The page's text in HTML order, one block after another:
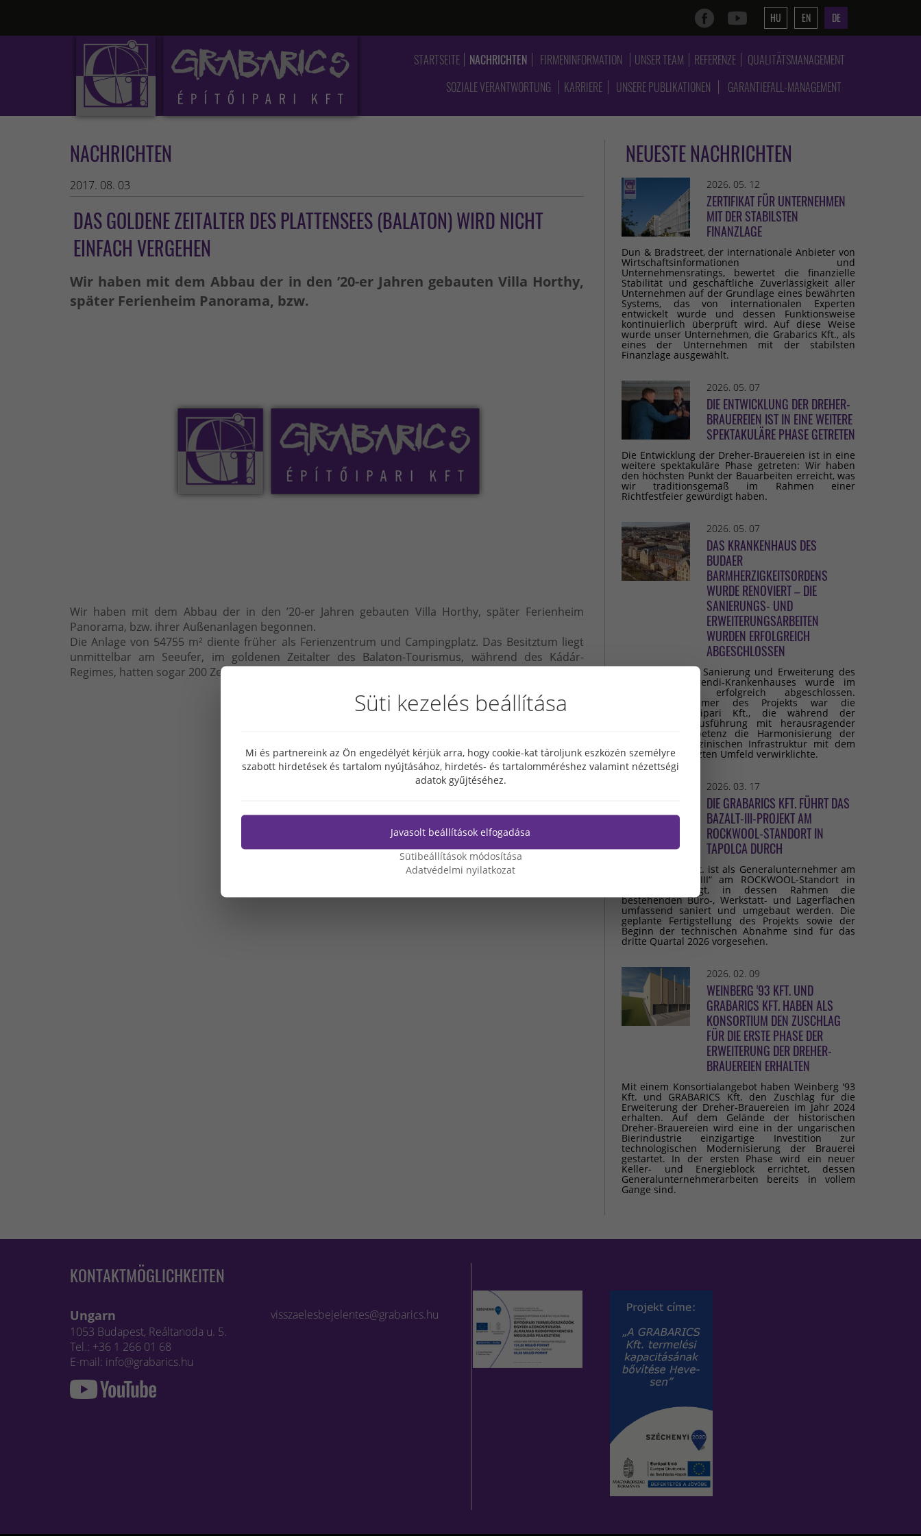
HU EN DE
STARTSEITE NACHRICHTEN FIRMENINFORMATION UNSER TEAM REFERENZE
QUALITÄTSMANAGEMENT
SOZIALE VERANTWORTUNG
KARRIERE UNSERE PUBLIKATIONEN GARANTIEFALL-MANAGEMENT
NACHRICHTEN
2017. 08. 03
DAS GOLDENE ZEITALTER DES PLATTENSEES (BALATON) WIRD NICHT
EINFACH VERGEHEN
Wir haben mit dem Abbau der in den ’20-er Jahren gebauten Villa Horthy,
später Ferienheim Panorama, bzw.
Wir haben mit dem Abbau der in den ’20-er Jahren gebauten Villa Horthy, später Ferienheim
Panorama, bzw. ihrer Außenanlagen begonnen.
Die Anlage von 54755 m² diente früher als Ferienzentrum und Campingplatz. Das Besitztum liegt
unmittelbar am Seeufer, im goldenen Zeitalter des Balaton-Tourismus, während des Kádár-
Regimes, hatten sogar 200 Zelten und 100 Wohnwagen Platz auf dem Grundstück.
NEUESTE NACHRICHTEN
2026. 05. 12
ZERTIFIKAT FÜR UNTERNEHMEN
MIT DER STABILSTEN
FINANZLAGE
Dun & Bradstreet, der internationale Anbieter von
Wirtschaftsinformationen und
Unternehmensratings, bewertet die finanzielle
Stabilität und geschäftliche Zuverlässigkeit aller
Unternehmen auf der Grundlage eines bewährten
Systems, das von internationalen Experten
entwickelt wurde und dessen Funktionsweise
kontinuierlich überprüft wird. Auf diese Weise
wurde unser Unternehmen, die Grabarics Kft., als
eines der Unternehmen mit der stabilsten
Finanzlage ausgewählt.
2026. 05. 07
DIE ENTWICKLUNG DER DREHER-
BRAUEREIEN IST IN EINE WEITERE
SPEKTAKULÄRE PHASE GETRETEN
Die Entwicklung der Dreher-Brauereien ist in eine
weitere spektakuläre Phase getreten: Wir haben
den höchsten Punkt der Bauarbeiten erreicht, was
wir traditionsgemäß im Rahmen einer
Richtfestfeier gewürdigt haben.
2026. 05. 07
DAS KRANKENHAUS DES
BUDAER
BARMHERZIGKEITSORDENS
WURDE RENOVIERT – DIE
SANIERUNGS- UND
ERWEITERUNGSARBEITEN
WURDEN ERFOLGREICH
ABGESCHLOSSEN
Die umfassende Sanierung und Erweiterung des
Budai Irgalmasrendi-Krankenhauses wurde im
Februar 2026 erfolgreich abgeschlossen.
Generalunternehmer des Projekts war die
Grabarics Építőipari Kft., die während der
gesamten Bauausführung mit herausragender
fachlicher Kompetenz die Harmonisierung der
modernen medizinischen Infrastruktur mit dem
denkmalgeschützten Umfeld verwirklichte.
2026. 03. 17
DIE GRABARICS KFT. FÜHRT DAS
BAZALT-III-PROJEKT AM
ROCKWOOL-STANDORT IN
TAPOLCA DURCH
Die Grabarics Kft. ist als Generalunternehmer am
Projekt „Bazalt III“ am ROCKWOOL-Standort in
Tapolca beteiligt, in dessen Rahmen die
bestehenden Büro-, Werkstatt- und Lagerflächen
umfassend saniert und umgebaut werden. Die
geplante Fertigstellung des Projekts sowie der
Beginn der technischen Abnahme sind für das
dritte Quartal 2026 vorgesehen.
2026. 02. 09
WEINBERG '93 KFT. UND
GRABARICS KFT. HABEN ALS
KONSORTIUM DEN ZUSCHLAG
FÜR DIE ERSTE PHASE DER
ERWEITERUNG DER DREHER-
BRAUEREIEN ERHALTEN
Mit einem Konsortialangebot haben Weinberg '93
Kft. und GRABARICS Kft. den Zuschlag für die
Erweiterung der Dreher-Brauereien im Jahr 2024
erhalten. Auf dem Gelände der historischen
Dreher-Brauereien wird eine in der ungarischen
Bierindustrie einzigartige Investition zur
technologischen Modernisierung der Brauerei
gestartet. In der ersten Phase wird ein neuer
Keller- und Energieblock errichtet, dessen
Generalunternehmerarbeiten bereits in vollem
Gange sind.
KONTAKTMÖGLICHKEITEN
Ungarn
1053 Budapest, Reáltanoda u. 5.
Tel.: +36 1 266 01 68
E-mail: info@grabarics.hu
visszaelesbejelentes@grabarics.hu
Süti kezelés beállítása
Mi és partnereink az Ön engedélyét kérjük arra, hogy cookie-kat tároljunk eszközén személyre
szabott hirdetések és tartalom nyújtásához, hirdetés- és tartalomméréshez valamint nézettségi
adatok gyűjtéséhez.
Javasolt beállítások elfogadása
Sütibeállítások módosítása
Adatvédelmi nyilatkozat